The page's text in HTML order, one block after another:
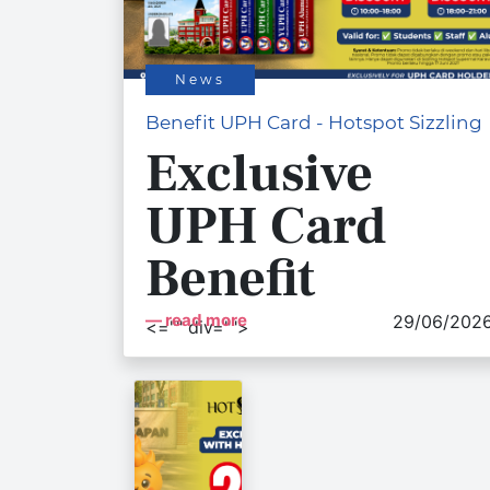
News
Benefit UPH Card - Hotspot Sizzling
Exclusive
UPH Card
Benefit
<="" div="">
read more 29/06/